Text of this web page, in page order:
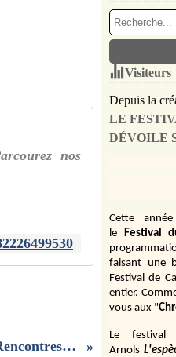
nos
Un avant goût des Rencontres d'Arles : Modèle animal
Visiteurs
Depuis la
LE
DÉVOILE
Cette
le Festival
faisant une
Festival de
entier.
vous aux "
Le
Arnols